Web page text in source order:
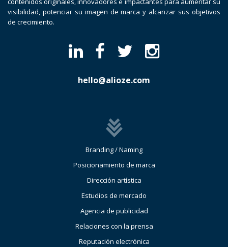
visibilidad, potenciar su imagen de marca y alcanzar sus objetivos
de crecimiento.
hello@alioze.com
Branding / Naming
Posicionamiento de marca
Dirección artística
Estudios de mercado
Agencia de publicidad
Relaciones con la prensa
Reputación electrónica